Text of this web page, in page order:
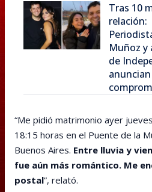
Tras 10
relación:
Muñoz y
de
“Me pidió matrimonio ayer
18:15 horas en el Puente de la
Buenos Aires. Entre lluvia y
fue aún más romántico. Me
postal”, relató.